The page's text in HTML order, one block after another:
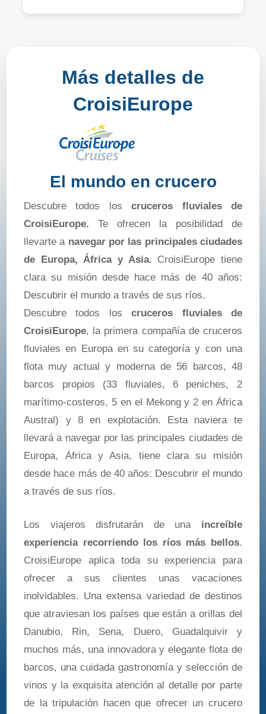
calor y fue muy decepcionante el no poder
visitar ninguno de los pueblecitos por los
tomar un refresco. Esta excursión os
recomiendo que mejore ya que no es
demasiado atractiva. Para nosotros fue
equipo de camareros que siempre
estuvieron pendientes y facilitando las
cosas. Muchas gracias
Más detalles de
CroisiEurope
El mundo en crucero
Descubre todos loscruceros fluviales de
CroisiEurope.Te ofrecen la posibilidad de
llevarte anavegar por las principales ciudades
de Europa, África y Asia. CroisiEurope tiene
clara su misión desde hace más de 40 años:
Descubrir el mundo a través de sus ríos.
Descubre todos loscruceros fluviales de
CroisiEurope, la primera compañía de cruceros
fluviales en Europa en su categoría y con una
flota muy actual y moderna de 56 barcos, 48
barcos propios (33 fluviales, 6 peniches, 2
marítimo-costeros, 5 en el Mekong y 2 en África
Austral) y 8 en explotación. Esta naviera te
llevará a navegar por las principales ciudades de
Europa, África y Asia, tiene clara su misión
desde hace más de 40 años: Descubrir el mundo
a través de sus ríos.
Los viajeros disfrutarán de una increíble
experiencia recorriendo los ríos más bellos.
CroisiEurope aplica toda su experiencia para
ofrecer a sus clientes unas vacaciones
inolvidables. Una extensa variedad de destinos
que atraviesan los países que están a orillas del
Danubio, Rin, Sena, Duero, Guadalquivir y
muchos más, una innovadora y elegante flota de
barcos, una cuidada gastronomía y selección de
vinos y la exquisita atención al detalle por parte
de la tripulación hacen que ofrecer un crucero